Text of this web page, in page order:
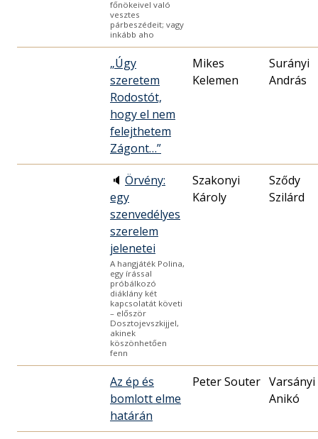
főnökeivel való
vesztes
párbeszédeit; vagy
inkább aho
„Úgy
szeretem
Rodostót,
hogy el nem
felejthetem
Zágont…”
Mikes
Kelemen
Surányi
András
🔈 Örvény:
egy
szenvedélyes
szerelem
jelenetei
A hangjáték Polina,
egy írással
próbálkozó
diáklány két
kapcsolatát követi
– először
Dosztojevszkijjel,
akinek
köszönhetően
fenn
Szakonyi
Károly
Sződy
Szilárd
Az ép és
bomlott elme
határán
Peter Souter Varsányi
Anikó